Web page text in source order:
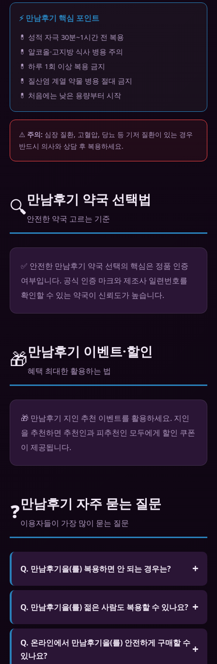
⚡ 만남후기 핵심 포인트
💊 성적 자극 30분~1시간 전 복용
💊 알코올·고지방 식사 병용 주의
💊 하루 1회 이상 복용 금지
💊 질산염 계열 약물 병용 절대 금지
💊 처음에는 낮은 용량부터 시작
⚠️ 주의: 심장 질환, 고혈압, 당뇨 등 기저 질환이 있는 경우
반드시 의사와 상담 후 복용하세요.
🔍만남후기 약국 선택법
안전한 약국 고르는 기준
✅ 안전한 만남후기 약국 선택의 핵심은 정품 인증
여부입니다. 공식 인증 마크와 제조사 일련번호를
확인할 수 있는 약국이 신뢰도가 높습니다.
🎁만남후기 이벤트·할인
혜택 최대한 활용하는 법
🎁 만남후기 지인 추천 이벤트를 활용하세요. 지인
을 추천하면 추천인과 피추천인 모두에게 할인 쿠폰
이 제공됩니다.
❓만남후기 자주 묻는 질문
이용자들이 가장 많이 묻는 질문
Q. 만남후기을(를) 복용하면 안 되는 경우는?
A. 질산염 계열 약물을 복용 중인 분, 심각한 심장 질
환, 저혈압, 심각한 간/신장 질환이 있는 분은 복용 전
Q. 만남후기을(를) 젊은 사람도 복용할 수 있나요?
A. 심리적 요인이나 스트레스로 인한 발기 문제가 있
는 젊은 층도 복용할 수 있습니다. 단 18세 미만은 복
용이 금지되며 근본 원인 해결을 위한 전문가 상담을
Q. 온라인에서 만남후기을(를) 안전하게 구매할 수
있나요?